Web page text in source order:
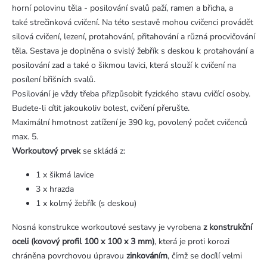
horní polovinu těla - posilování svalů paží, ramen a břicha, a
také strečinková cvičení. Na této sestavě mohou cvičenci provádět
silová cvičení, lezení, protahování, přitahování a různá procvičování
těla. Sestava je doplněna o svislý žebřík s deskou k protahování a
posilování zad a také o šikmou lavici, která slouží k cvičení na
posílení břišních svalů.
Posilování je vždy třeba přizpůsobit fyzického stavu cvičící osoby.
Budete-li cítit jakoukoliv bolest, cvičení přerušte.
Maximální hmotnost zatížení je 390 kg, povolený počet cvičenců
max. 5.
Workoutový prvekse skládá z:
1 x šikmá lavice
3 x hrazda
1 x kolmý žebřík (s deskou)
Nosná konstrukce workoutové sestavy je vyrobena z konstrukční
oceli (kovový profil 100 x 100 x 3 mm), která je proti korozi
chráněna povrchovou úpravou zinkováním, čímž se docílí velmi